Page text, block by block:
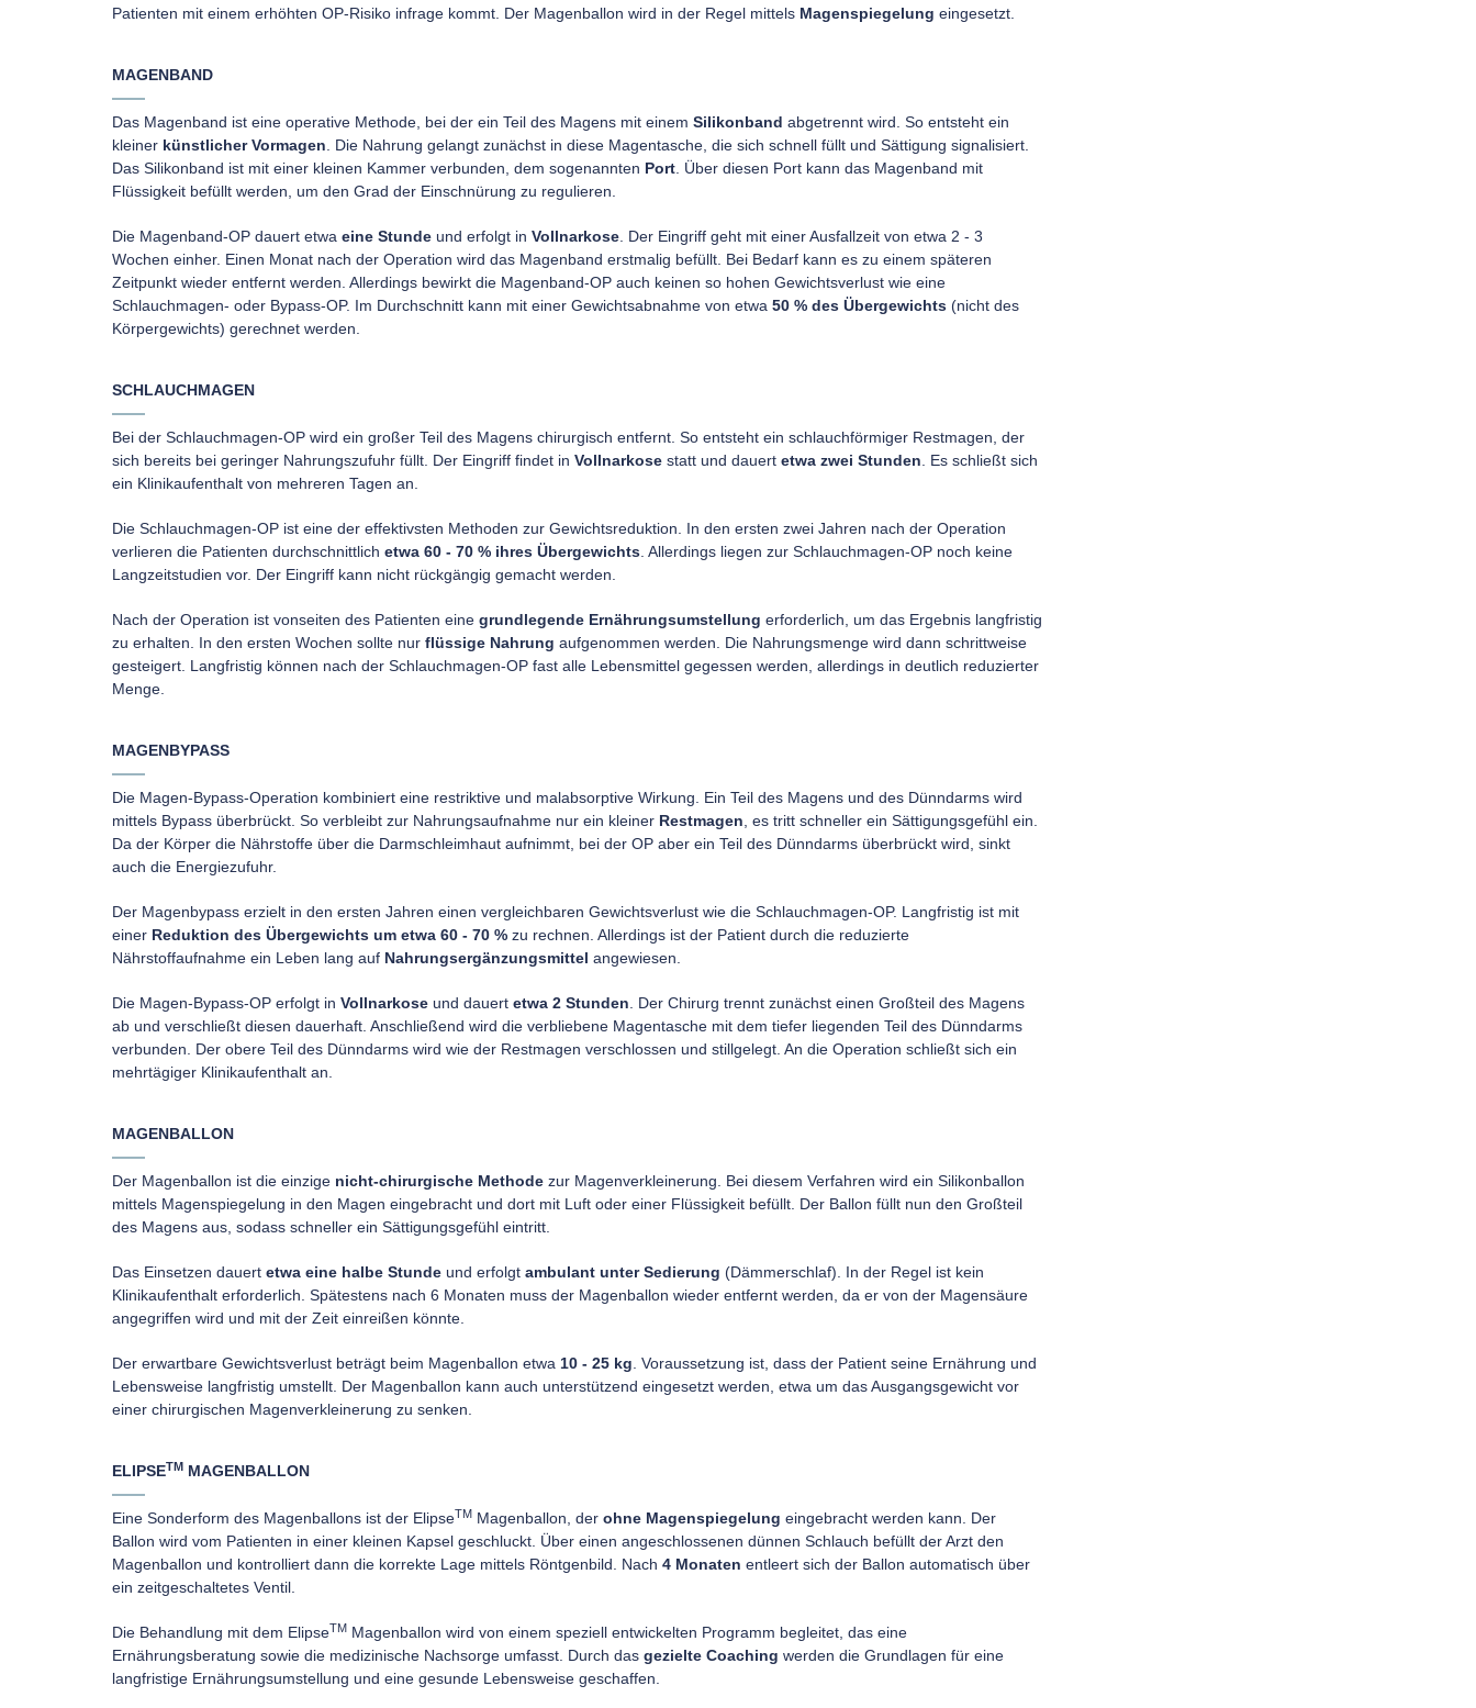
Patienten mit einem erhöhten OP-Risiko infrage kommt. Der Magenballon wird in der Regel mittels Magenspiegelung eingesetzt.
MAGENBAND
Das Magenband ist eine operative Methode, bei der ein Teil des Magens mit einem Silikonband abgetrennt wird. So entsteht ein
kleiner künstlicher Vormagen . Die Nahrung gelangt zunächst in diese Magentasche, die sich schnell füllt und Sättigung signalisiert.
Das Silikonband ist mit einer kleinen Kammer verbunden, dem sogenannten Port . Über diesen Port kann das Magenband mit
Flüssigkeit befüllt werden, um den Grad der Einschnürung zu regulieren.
Die Magenband-OP dauert etwa eine Stunde und erfolgt in Vollnarkose . Der Eingriff geht mit einer Ausfallzeit von etwa 2 - 3
Wochen einher. Einen Monat nach der Operation wird das Magenband erstmalig befüllt. Bei Bedarf kann es zu einem späteren
Zeitpunkt wieder entfernt werden. Allerdings bewirkt die Magenband-OP auch keinen so hohen Gewichtsverlust wie eine
Schlauchmagen- oder Bypass-OP. Im Durchschnitt kann mit einer Gewichtsabnahme von etwa 50 % des Übergewichts (nicht des
Körpergewichts) gerechnet werden.
SCHLAUCHMAGEN
Bei der Schlauchmagen-OP wird ein großer Teil des Magens chirurgisch entfernt. So entsteht ein schlauchförmiger Restmagen, der
sich bereits bei geringer Nahrungszufuhr füllt. Der Eingriff findet in Vollnarkose statt und dauert etwa zwei Stunden . Es schließt sich
ein Klinikaufenthalt von mehreren Tagen an.
Die Schlauchmagen-OP ist eine der effektivsten Methoden zur Gewichtsreduktion. In den ersten zwei Jahren nach der Operation
verlieren die Patienten durchschnittlich etwa 60 - 70 % ihres Übergewichts . Allerdings liegen zur Schlauchmagen-OP noch keine
Langzeitstudien vor. Der Eingriff kann nicht rückgängig gemacht werden.
Nach der Operation ist vonseiten des Patienten eine grundlegende Ernährungsumstellung erforderlich, um das Ergebnis langfristig
zu erhalten. In den ersten Wochen sollte nur flüssige Nahrung aufgenommen werden. Die Nahrungsmenge wird dann schrittweise
gesteigert. Langfristig können nach der Schlauchmagen-OP fast alle Lebensmittel gegessen werden, allerdings in deutlich reduzierter
Menge.
MAGENBYPASS
Die Magen-Bypass-Operation kombiniert eine restriktive und malabsorptive Wirkung. Ein Teil des Magens und des Dünndarms wird
mittels Bypass überbrückt. So verbleibt zur Nahrungsaufnahme nur ein kleiner Restmagen , es tritt schneller ein Sättigungsgefühl ein.
Da der Körper die Nährstoffe über die Darmschleimhaut aufnimmt, bei der OP aber ein Teil des Dünndarms überbrückt wird, sinkt
auch die Energiezufuhr.
Der Magenbypass erzielt in den ersten Jahren einen vergleichbaren Gewichtsverlust wie die Schlauchmagen-OP. Langfristig ist mit
einer Reduktion des Übergewichts um etwa 60 - 70 % zu rechnen. Allerdings ist der Patient durch die reduzierte
Nährstoffaufnahme ein Leben lang auf Nahrungsergänzungsmittel angewiesen.
Die Magen-Bypass-OP erfolgt in Vollnarkose und dauert etwa 2 Stunden . Der Chirurg trennt zunächst einen Großteil des Magens
ab und verschließt diesen dauerhaft. Anschließend wird die verbliebene Magentasche mit dem tiefer liegenden Teil des Dünndarms
verbunden. Der obere Teil des Dünndarms wird wie der Restmagen verschlossen und stillgelegt. An die Operation schließt sich ein
mehrtägiger Klinikaufenthalt an.
MAGENBALLON
Der Magenballon ist die einzige nicht-chirurgische Methode zur Magenverkleinerung. Bei diesem Verfahren wird ein Silikonballon
mittels Magenspiegelung in den Magen eingebracht und dort mit Luft oder einer Flüssigkeit befüllt. Der Ballon füllt nun den Großteil
des Magens aus, sodass schneller ein Sättigungsgefühl eintritt.
Das Einsetzen dauert etwa eine halbe Stunde und erfolgt ambulant unter Sedierung (Dämmerschlaf). In der Regel ist kein
Klinikaufenthalt erforderlich. Spätestens nach 6 Monaten muss der Magenballon wieder entfernt werden, da er von der Magensäure
angegriffen wird und mit der Zeit einreißen könnte.
Der erwartbare Gewichtsverlust beträgt beim Magenballon etwa 10 - 25 kg . Voraussetzung ist, dass der Patient seine Ernährung und
Lebensweise langfristig umstellt. Der Magenballon kann auch unterstützend eingesetzt werden, etwa um das Ausgangsgewicht vor
einer chirurgischen Magenverkleinerung zu senken.
ELIPSETM MAGENBALLON
Eine Sonderform des Magenballons ist der ElipseTM Magenballon, der ohne Magenspiegelung eingebracht werden kann. Der
Ballon wird vom Patienten in einer kleinen Kapsel geschluckt. Über einen angeschlossenen dünnen Schlauch befüllt der Arzt den
Magenballon und kontrolliert dann die korrekte Lage mittels Röntgenbild. Nach 4 Monaten entleert sich der Ballon automatisch über
ein zeitgeschaltetes Ventil.
Die Behandlung mit dem ElipseTM Magenballon wird von einem speziell entwickelten Programm begleitet, das eine
Ernährungsberatung sowie die medizinische Nachsorge umfasst. Durch das gezielte Coaching werden die Grundlagen für eine
langfristige Ernährungsumstellung und eine gesunde Lebensweise geschaffen.